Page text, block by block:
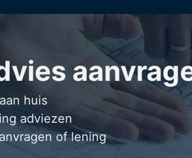
huis
adviezen
of lening